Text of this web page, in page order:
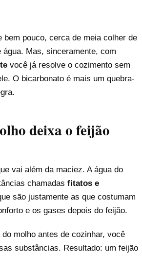
bem pouco, cerca de meia colher de
Mas, sinceramente, com
você já resolve o cozimento sem
O bicarbonato é mais um quebra-
deixa o feijão
vai além da maciez. A água do
chamadas fitatos e
são justamente as que costumam
e os gases depois do feijão.
molho antes de cozinhar, você
substâncias. Resultado: um feijão